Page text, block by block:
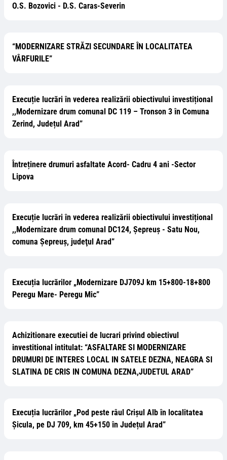
O.S. Bozovici - D.S. Caras-Severin
“MODERNIZARE STRĂZI SECUNDARE ÎN LOCALITATEA
VÂRFURILE”
Execuție lucrări în vederea realizării obiectivului investițional
,,Modernizare drum comunal DC 119 – Tronson 3 în Comuna
Zerind, Județul Arad”
Întreținere drumuri asfaltate Acord- Cadru 4 ani -Sector
Lipova
Execuție lucrări în vederea realizării obiectivului investițional
,,Modernizare drum comunal DC124, Şepreuş - Satu Nou,
comuna Şepreuș, judeţul Arad”
Execuția lucrărilor „Modernizare DJ709J km 15+800-18+800
Peregu Mare- Peregu Mic”
Achizitionare executiei de lucrari privind obiectivul
investitional intitulat: “ASFALTARE SI MODERNIZARE
DRUMURI DE INTERES LOCAL IN SATELE DEZNA, NEAGRA SI
SLATINA DE CRIS IN COMUNA DEZNA,JUDETUL ARAD”
Execuția lucrărilor „Pod peste râul Crișul Alb în localitatea
Șicula, pe DJ 709, km 45+150 în Județul Arad”